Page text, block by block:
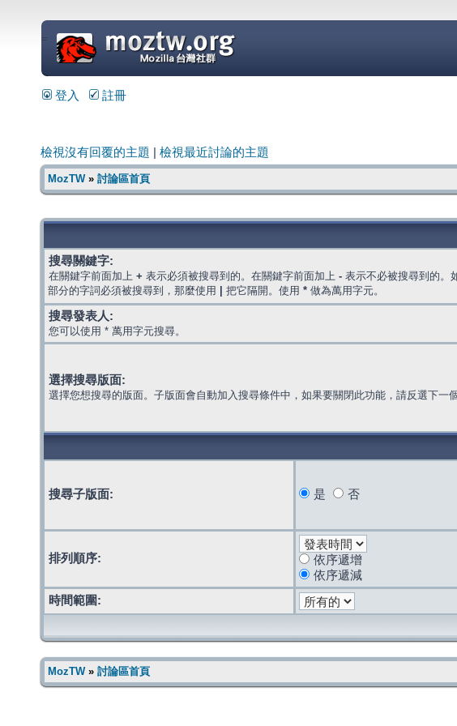
=
登入 註冊
檢視沒有回覆的主題 檢視最近討論的主題
MozTW» 討論區首頁
搜尋關鍵字:
在關鍵字前面加上 + 表示必須被搜尋到的。在關鍵字前面加上 - 表示不必被搜尋到的。
部分的字詞必須被搜尋到，那麼使用
把它隔開。使用 * 做為萬用字元。
搜尋發表人:
您可以使用 * 萬用字元搜尋。
選擇搜尋版面:
選擇您想搜尋的版面。子版面會自動加入搜尋條件中，如果要關閉此功能，請反選下一個
搜尋子版面: 是 否
排列順序:
依序遞增
依序遞減
時間範圍:
MozTW» 討論區首頁